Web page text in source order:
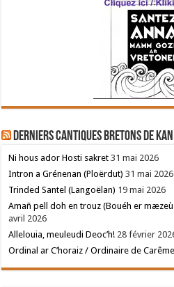
Derniers cantiques bretons de
Ni hous ador Hosti sakret 31 mai 2026
Intron a Grénenan (Ploërdut) 31 mai 2026
Trinded Santel (Langoëlan) 19 mai 2026
Amañ pell doh en trouz (Bouéh er
avril 2026
Allelouia, meuleudi Deoc’h! 28 février
Ordinal ar C’horaiz / Ordinaire de